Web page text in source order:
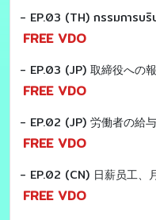
FREE VDO
FREE VDO
FREE VDO
FREE VDO